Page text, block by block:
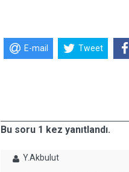
E-mail Tweet
Bu soru 1 kez yanıtlandı.
Y.Akbulut